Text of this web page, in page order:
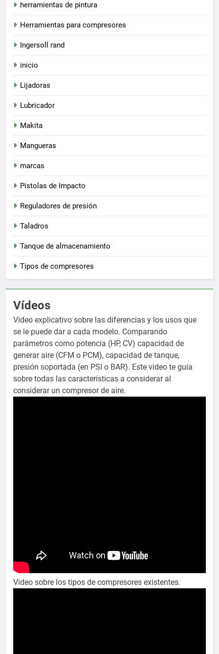
herramientas de pintura
Herramientas para compresores
Ingersoll rand
inicio
Lijadoras
Lubricador
Makita
Mangueras
marcas
Pistolas de Impacto
Reguladores de presión
Taladros
Tanque de almacenamiento
Tipos de compresores
Vídeos
Video explicativo sobre las diferencias y los usos que
se le puede dar a cada modelo. Comparando
parámetros como potencia (HP, CV) capacidad de
generar aire (CFM o PCM), capacidad de tanque,
presión soportada (en PSI o BAR). Este video te guía
sobre todas las características a considerar al
considerar un compresor de aire.
Video sobre los tipos de compresores existentes.